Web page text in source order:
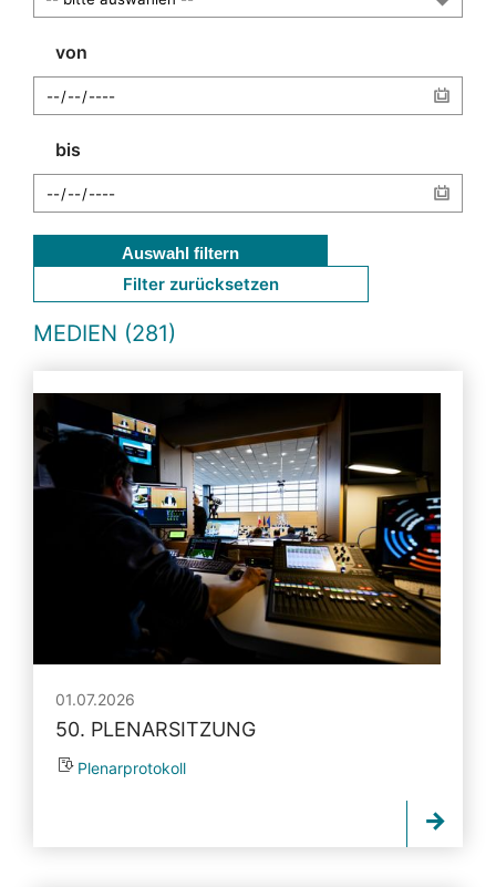
von
bis
Auswahl filtern
Filter zurücksetzen
MEDIEN (281)
01.07.2026
50. PLENARSITZUNG
Plenarprotokoll